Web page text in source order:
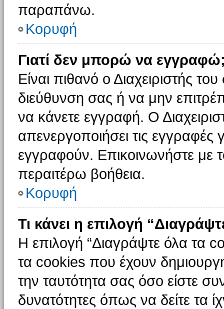
παραπάνω.
Κορυφή
Γιατί δεν μπορώ να
Είναι πιθανό ο Διαχειριστής
διεύθυνση σας ή να μην
να κάνετε εγγραφή. Ο
απενεργοποιήσει τις εγγραφές
εγγραφούν. Επικοινωνήστε με
περαιτέρω βοήθεια.
Κορυφή
Τι κάνει η επιλογή
Η επιλογή “Διαγράψτε όλα τα
τα cookies που έχουν
την ταυτότητα σας όσο είστε
δυνατότητες όπως να δείτε τα